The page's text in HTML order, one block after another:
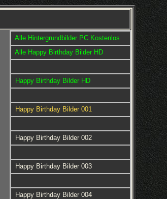
Alle Hintergrundbilder PC Kostenlos
Alle Happy Birthday Bilder HD
Happy Birthday Bilder HD
Happy Birthday Bilder 001
Happy Birthday Bilder 002
Happy Birthday Bilder 003
Happy Birthday Bilder 004